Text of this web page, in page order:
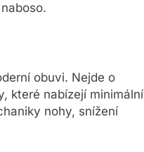
obuvi. Nejde o
které nabízejí minimální
nohy, snížení